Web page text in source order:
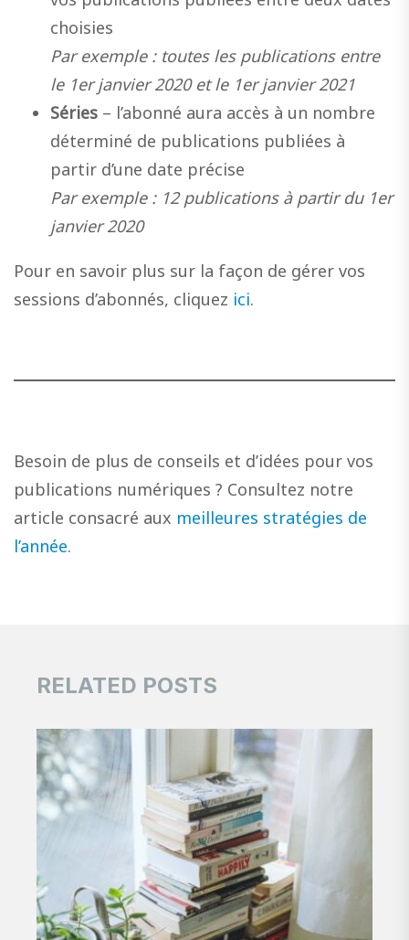
choisies
Par exemple : toutes les publications entre
le 1er janvier 2020 et le 1er janvier 2021
Séries – l’abonné aura accès à un nombre
déterminé de publications publiées à
partir d’une date précise
Par exemple : 12 publications à partir du 1er
janvier 2020
Pour en savoir plus sur la façon de gérer vos
sessions d’abonnés, cliquez ici.
Besoin de plus de conseils et d’idées pour vos
publications numériques ? Consultez notre
article consacré aux meilleures stratégies de
l’année.
RELATED POSTS